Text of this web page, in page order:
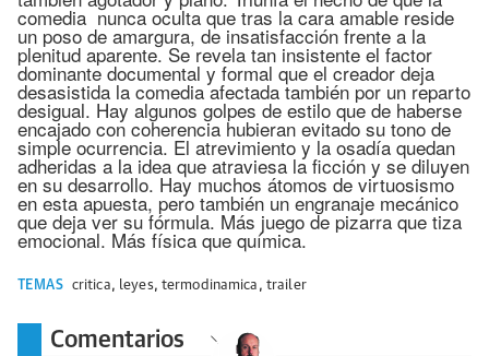
comedia nunca oculta que tras la cara amable reside
un poso de amargura, de insatisfacción frente a la
plenitud aparente. Se revela tan insistente el factor
dominante documental y formal que el creador deja
desasistida la comedia afectada también por un reparto
desigual. Hay algunos golpes de estilo que de haberse
encajado con coherencia hubieran evitado su tono de
simple ocurrencia. El atrevimiento y la osadía quedan
adheridas a la idea que atraviesa la ficción y se diluyen
en su desarrollo. Hay muchos átomos de virtuosismo
en esta apuesta, pero también un engranaje mecánico
que deja ver su fórmula. Más juego de pizarra que tiza
emocional. Más física que química.
TEMAS critica, leyes, termodinamica , trailer
Comentarios